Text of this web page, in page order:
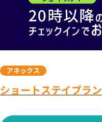
アネックス
ショートステイプラン